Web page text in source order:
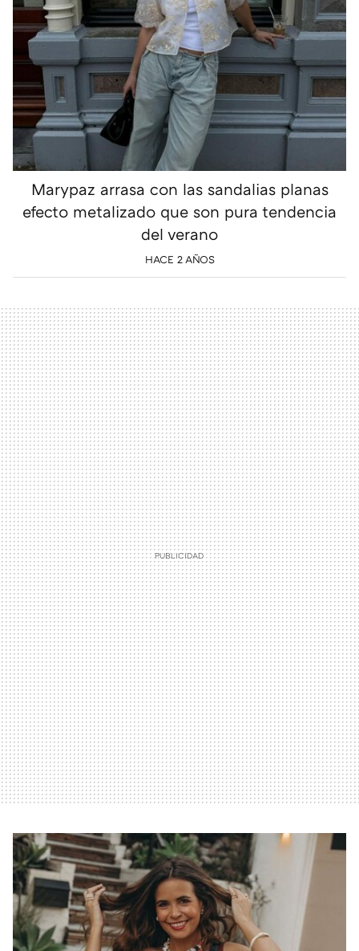
Marypaz arrasa con las sandalias planas
efecto metalizado que son pura tendencia
del verano
HACE 2 AÑOS